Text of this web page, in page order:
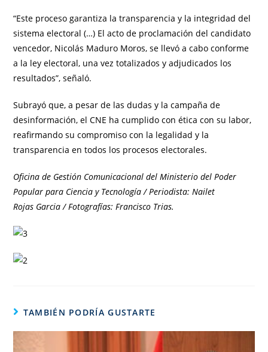
“Este proceso garantiza la transparencia y la integridad del
sistema electoral (…) El acto de proclamación del candidato
vencedor, Nicolás Maduro Moros, se llevó a cabo conforme
a la ley electoral, una vez totalizados y adjudicados los
resultados”, señaló.
Subrayó que, a pesar de las dudas y la campaña de
desinformación, el CNE ha cumplido con ética con su labor,
reafirmando su compromiso con la legalidad y la
transparencia en todos los procesos electorales.
Oficina de Gestión Comunicacional del Ministerio del Poder
Popular para Ciencia y Tecnología / Periodista: Nailet
Rojas Garcia / Fotografías: Francisco Trias.
TAMBIÉN PODRÍA GUSTARTE